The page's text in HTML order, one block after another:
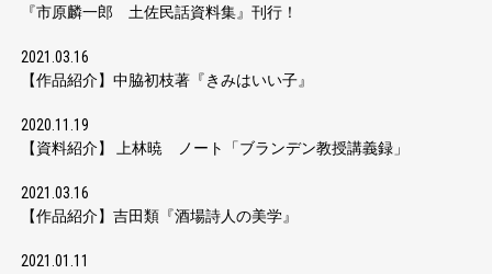
『市原麟一郎 土佐民話資料集』刊行！
2021.03.16
【作品紹介】中脇初枝著『きみはいい子』
2020.11.19
【資料紹介】 上林暁 ノート「ブランデン教授講義録」
2021.03.16
【作品紹介】吉田類『酒場詩人の美学』
2021.01.11